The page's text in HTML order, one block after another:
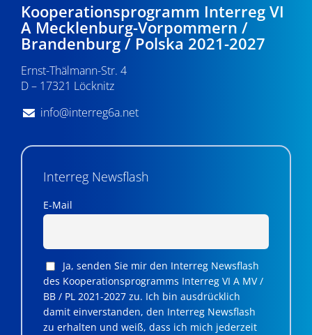
Kooperationsprogramm Interreg VI
A Mecklenburg-Vorpommern /
Brandenburg / Polska 2021-2027
Ernst-Thälmann-Str. 4
D – 17321 Löcknitz
info@interreg6a.net
Interreg Newsflash
E-Mail
Ja, senden Sie mir den Interreg Newsflash
des Kooperationsprogramms Interreg VI A MV /
BB / PL 2021-2027 zu. Ich bin ausdrücklich
damit einverstanden, den Interreg Newsflash
zu erhalten und weiß, dass ich mich jederzeit